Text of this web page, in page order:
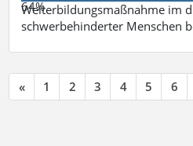
64%
Weiterbildungsmaßnahme im
schwerbehinderter Menschen
« 1 2 3 4 5 6